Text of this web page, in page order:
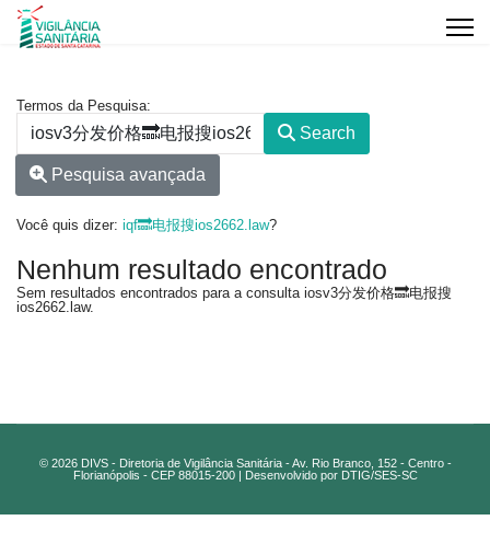
Formulário de pesquisa
Termos da Pesquisa:
Search
Pesquisa avançada
Você quis dizer: iqf🔜电报搜ios2662.law?
Nenhum resultado encontrado
Sem resultados encontrados para a consulta iosv3分发价格🔜电报搜
ios2662.law.
© 2026 DIVS - Diretoria de Vigilância Sanitária - Av. Rio Branco, 152 - Centro -
Florianópolis - CEP 88015-200 | Desenvolvido por DTIG/SES-SC